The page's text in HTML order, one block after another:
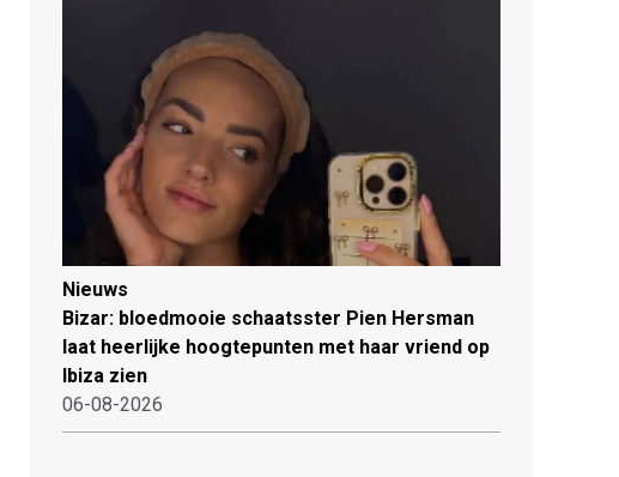
Nieuws
Bizar: bloedmooie schaatsster Pien Hersman
laat heerlijke hoogtepunten met haar vriend op
Ibiza zien
06-08-2026